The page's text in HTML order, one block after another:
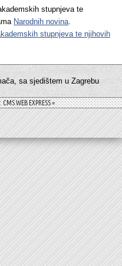
stupnjeva te
Narodnih novina.
stupnjeva te njihovih
sa sjedištem u Zagrebu
WEB EXPRESS =